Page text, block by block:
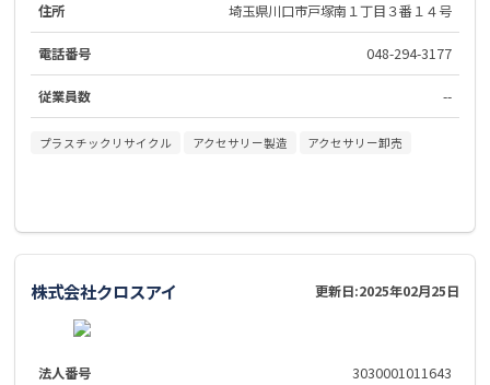
住所 埼玉県川口市戸塚南１丁目３番１４号
電話番号 048-294-3177
従業員数 --
プラスチックリサイクル アクセサリー製造 アクセサリー卸売
株式会社クロスアイ 更新日:2025年02月25日
法人番号 3030001011643